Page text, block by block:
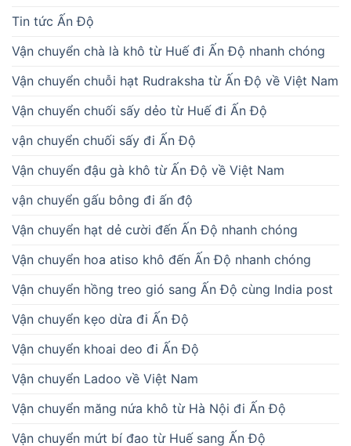
Tin tức Ấn Độ
Vận chuyển chà là khô từ Huế đi Ấn Độ nhanh chóng
Vận chuyển chuỗi hạt Rudraksha từ Ấn Độ về Việt Nam
Vận chuyển chuối sấy dẻo từ Huế đi Ấn Độ
vận chuyển chuối sấy đi Ấn Độ
Vận chuyển đậu gà khô từ Ấn Độ về Việt Nam
vận chuyển gấu bông đi ấn độ
Vận chuyển hạt dẻ cười đến Ấn Độ nhanh chóng
Vận chuyển hoa atiso khô đến Ấn Độ nhanh chóng
Vận chuyển hồng treo gió sang Ấn Độ cùng India post
Vận chuyển kẹo dừa đi Ấn Độ
Vận chuyển khoai deo đi Ấn Độ
Vận chuyển Ladoo về Việt Nam
Vận chuyển măng nứa khô từ Hà Nội đi Ấn Độ
Vận chuyển mứt bí đao từ Huế sang Ấn Độ